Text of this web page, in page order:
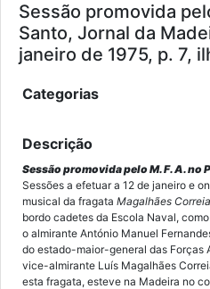
Sessão promovida
Santo, Jornal da
janeiro de 1975, p. 7,
Categorias
Descrição
Sessão promovida pelo M. F. A. no
Sessões a efetuar a 12 de janeiro e
musical da fragata Magalhães Correia
bordo cadetes da Escola Naval,
o almirante António Manuel
do estado-maior-general das Forças
vice-almirante Luís Magalhães
esta fragata, esteve na Madeira no